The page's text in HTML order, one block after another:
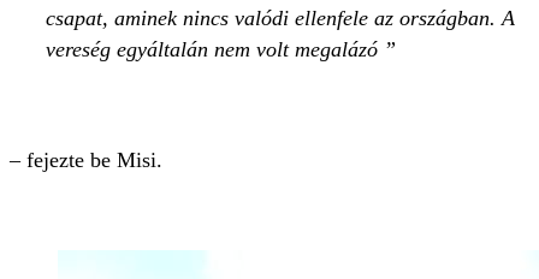
csapat, aminek nincs valódi ellenfele az országban. A
vereség egyáltalán nem volt megalázó
– fejezte be Misi.